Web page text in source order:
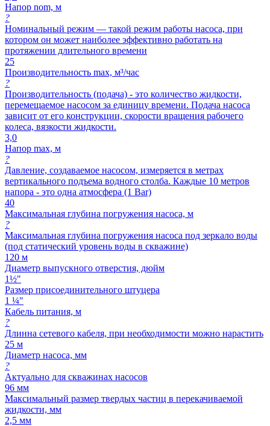
Напор nom, м
?
Номинальный режим — такой режим работы насоса, при
котором он может наиболее эффективно работать на
протяжении длительного времени
25
Производительность max, м³/час
?
Производительность (подача) - это количество жидкости,
перемещаемое насосом за единицу времени. Подача насоса
зависит от его конструкции, скорости вращения рабочего
колеса, вязкости жидкости.
3,0
Напор max, м
?
Давление, создаваемое насосом, измеряется в метрах
вертикального подъема водного столба. Каждые 10 метров
напора - это одна атмосфера (1 Bar)
40
Максимальная глубина погружения насоса, м
?
Максимальная глубина погружения насоса под зеркало воды
(под статический уровень воды в скважине)
120 м
Диаметр выпускного отверстия, дюйм
1½"
Размер присоединительного штуцера
1 ¼"
Кабель питания, м
?
Длинна сетевого кабеля, при необходимости можно нарастить
25 м
Диаметр насоса, мм
?
Актуально для скважинах насосов
96 мм
Максимальный размер твердых частиц в перекачиваемой
жидкости, мм
2,5 мм